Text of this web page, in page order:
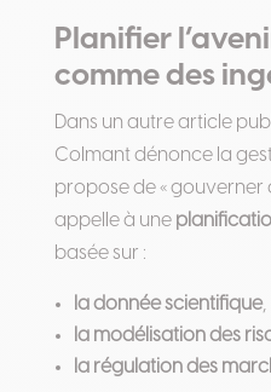
Planifier
comme des
Dans un autre article
Colmant dénonce la
propose de « gouverner
appelle à une
basée sur :
la donnée scientifique,
la modélisation des
la régulation des